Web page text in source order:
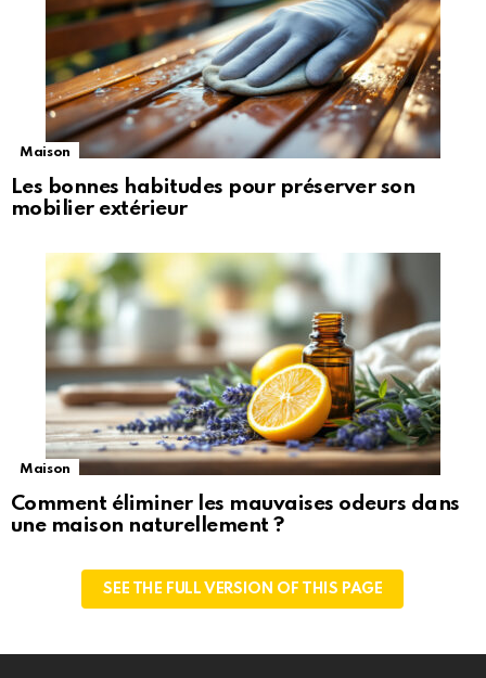
Maison
Les bonnes habitudes pour préserver son
mobilier extérieur
Maison
Comment éliminer les mauvaises odeurs dans
une maison naturellement ?
SEE THE FULL VERSION OF THIS PAGE